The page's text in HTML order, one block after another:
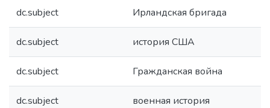
dc.subject Ирландская бригада
dc.subject история США
dc.subject Гражданская война
dc.subject военная история